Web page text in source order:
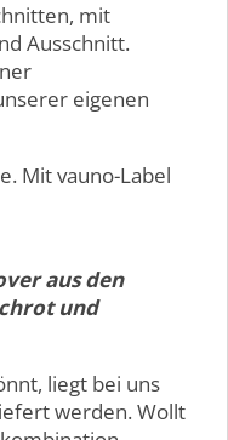
mit
Ausschnitt.
eigenen
Mit vauno-Label
aus den
und
liegt bei uns
werden. Wollt